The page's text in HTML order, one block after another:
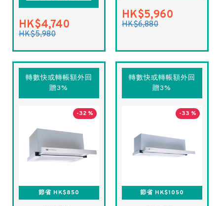
HK$4,740
HK$5,980
HK$5,960
HK$6,880
轉數快或轉帳額外回
贈3%
-32 %
節省 HK$850
轉數快或轉帳額外回
贈3%
-33 %
節省 HK$1050